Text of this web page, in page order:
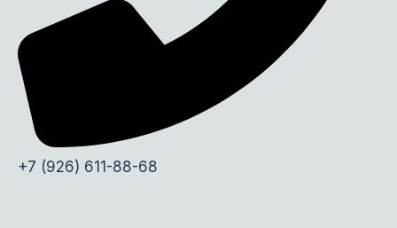
+7 (926) 611-88-68